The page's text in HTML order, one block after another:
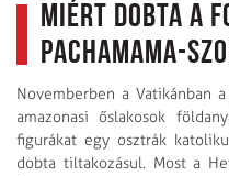
Miért dobta a
Pachamama-
Novemberben a Vatikánban
amazonasi őslakosok
figurákat egy osztrák
dobta tiltakozásul. Most a